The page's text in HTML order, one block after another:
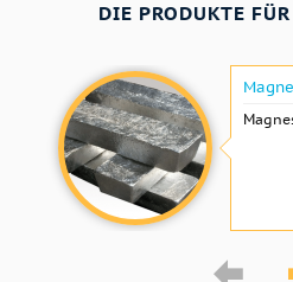
DIE PRODUKTE